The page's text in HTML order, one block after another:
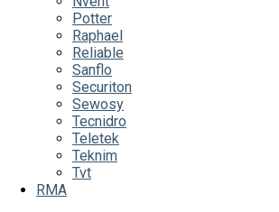
Potter
Raphael
Reliable
Sanflo
Securiton
Sewosy
Tecnidro
Teletek
Teknim
Tvt
RMA